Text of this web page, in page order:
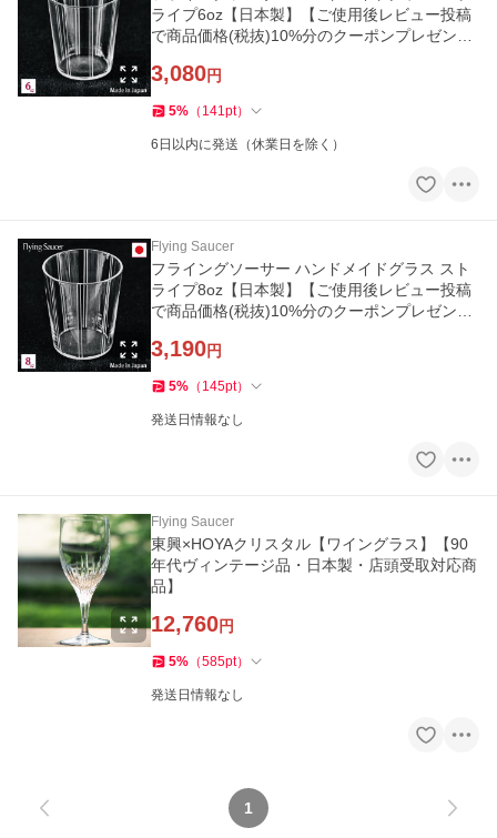
ライプ6oz【日本製】【ご使用後レビュー投稿
で商品価格(税抜)10%分のクーポンプレゼン
3,080円
5% （ 141pt）
6日以内に発送（休業日を除く）
Flying Saucer
フライングソーサー ハンドメイドグラス スト
ライプ8oz【日本製】【ご使用後レビュー投稿
で商品価格(税抜)10%分のクーポンプレゼン
3,190円
5% （ 145pt）
発送日情報なし
Flying Saucer
東興×HOYAクリスタル【ワイングラス】【90
年代ヴィンテージ品・日本製・店頭受取対応商
品】
12,760円
5% （585pt）
発送日情報なし
1